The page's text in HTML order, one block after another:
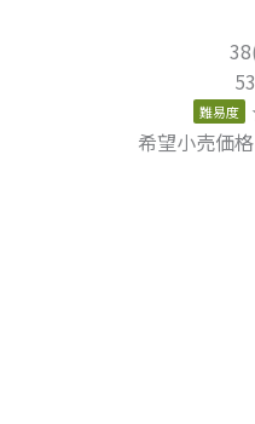
難易度
希望小売価